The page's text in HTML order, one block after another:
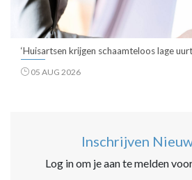
‘Huisartsen krijgen schaamteloos lage
05 AUG 2026
Inschrijven
Log in om je aan te melden